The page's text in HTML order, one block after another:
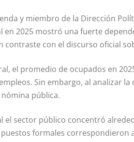
y miembro de la Dirección
2025 mostró una fuerte
contraste con el discurso oficial
el promedio de ocupados en
Sin embargo, al analizar
pública.
sector público concentró
formales correspondieron